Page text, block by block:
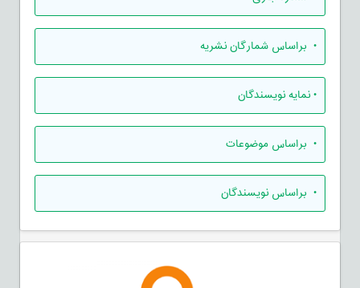
• براساس شمارگان نشریه
•نمایه نویسندگان
• براساس موضوعات
• براساس نویسندگان